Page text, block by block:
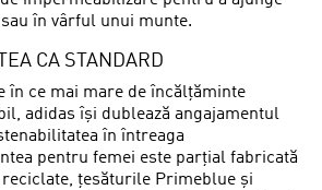
în vârful unui munte.
CA STANDARD
în ce mai mare de încălțăminte
adidas își dublează angajamentul
în întreaga
pentru femei este parțial fabricată
țesăturile Primeblue și